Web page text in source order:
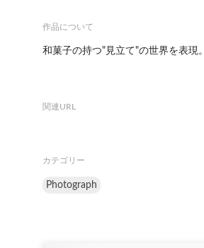
作品について
和菓子の持つ"見立て"の世界を表現。
関連URL
カテゴリー
Photograph